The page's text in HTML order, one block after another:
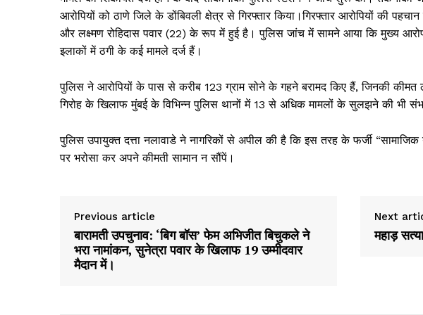
आरोपियों को ठाणे जिले के डोंबिवली क्षेत्र से गिरफ्तार किया।गिरफ्तार आरोपियों की
और लक्ष्मण रोहिदास पवार (22) के रूप में हुई है। पुलिस जांच में सामने आया कि मुख्य
इलाकों में ठगी के कई मामले दर्ज हैं।
पुलिस ने आरोपियों के पास से करीब 123 ग्राम सोने के गहने बरामद किए हैं, जिनकी
गिरोह के खिलाफ मुंबई के विभिन्न पुलिस थानों में 13 से अधिक मामलों के सुलझने की भी
पुलिस उपायुक्त दत्ता नलावाडे ने नागरिकों से अपील की है कि इस तरह के फर्जी
पर भरोसा कर अपने कीमती सामान न सौंपें।
Previous article
बारामती उपचुनाव: ‘बिग बॉस’ फेम अभिजीत बिचुकले ने
भरा नामांकन, सुनेत्रा पवार के खिलाफ 19 उम्मीदवार
मैदान में।
Next
महाड़